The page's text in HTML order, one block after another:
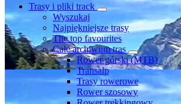
Trasy i pliki track
Wyszukaj
Najpiękniejsze trasy
The top favourites
Całe archiwum tras
Rower górski (MTB)
Transalp
Trasy rowerowe
Rower szosowy